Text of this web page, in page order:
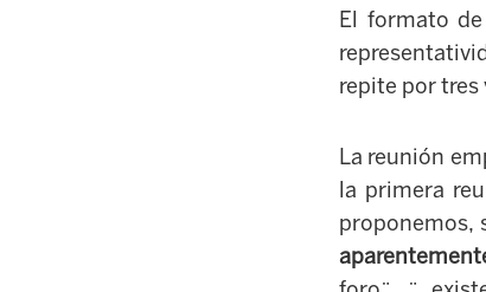
El formato
repite por tres
La reunión
la primera
proponemos,